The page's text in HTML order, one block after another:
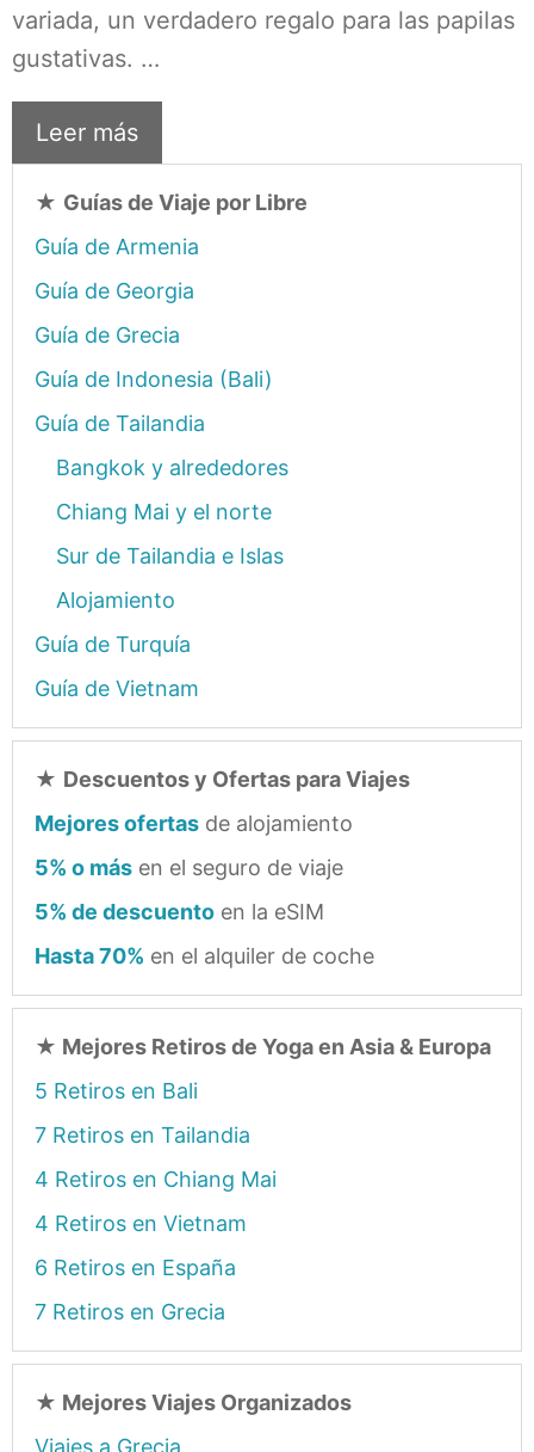
variada, un verdadero regalo para las papilas
gustativas. …
Leer más
★ Guías de Viaje por Libre
Guía de Armenia
Guía de Georgia
Guía de Grecia
Guía de Indonesia (Bali)
Guía de Tailandia
Bangkok y alrededores
Chiang Mai y el norte
Sur de Tailandia e Islas
Alojamiento
Guía de Turquía
Guía de Vietnam
★ Descuentos y Ofertas para Viajes
Mejores ofertas de alojamiento
5% o más en el seguro de viaje
5% de descuento en la eSIM
Hasta 70% en el alquiler de coche
★ Mejores Retiros de Yoga en Asia & Europa
5 Retiros en Bali
7 Retiros en Tailandia
4 Retiros en Chiang Mai
4 Retiros en Vietnam
6 Retiros en España
7 Retiros en Grecia
★ Mejores Viajes Organizados
Viajes a Grecia